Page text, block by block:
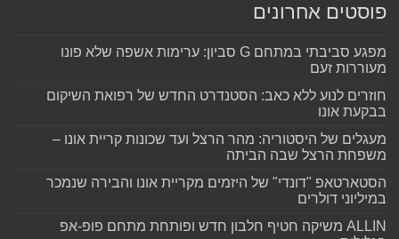
פוסטים אחרונים
מפגע סביבתי במתחם G סביון: ערימות אשפה שלא פונו
מעוררות זעם
חוזרים לנוע ללא כאב: הסטנדרט החדש של רפואת השיקום
בבקעת אונו
מעגלים של היסטוריה: מהר הרצל ועד שכונות קריית אונו –
משפחת הרצל שבה הביתה
הסטארטאפ "דונדי" של היזמים מקריית אונו והבירה שנמכר
במיליוני דולרים
ALLIN משיקה חטיף חלבון חדש ופותחת מתחם פופ-אפ